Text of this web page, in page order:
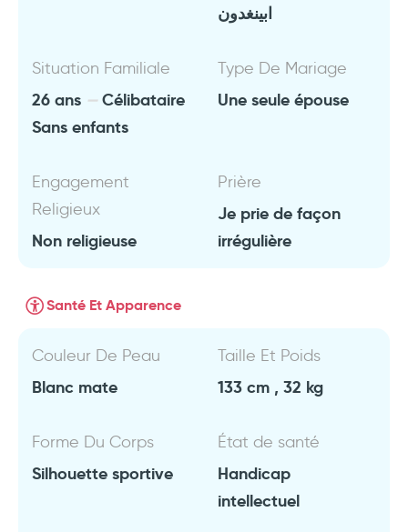
ابينغدون
Situation Familiale
26 ans
Célibataire
Sans enfants
Type De Mariage
Une seule épouse
Engagement
Religieux
Non religieuse
Prière
Je prie de façon
irrégulière
Santé Et Apparence
Couleur De Peau
Blanc mate
Taille Et Poids
133 cm , 32 kg
Forme Du Corps
Silhouette sportive
État de santé
Handicap
intellectuel